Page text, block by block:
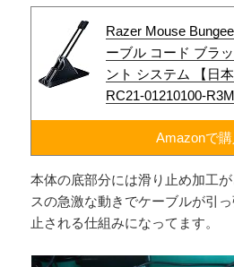
Razer Mouse
ーブル コード ブラ
ント システム 【日
RC21-01210100-
Amazonで購
本体の底部分には滑り止め加工
スの急激な動きでケーブルが引
止される仕組みになってます。